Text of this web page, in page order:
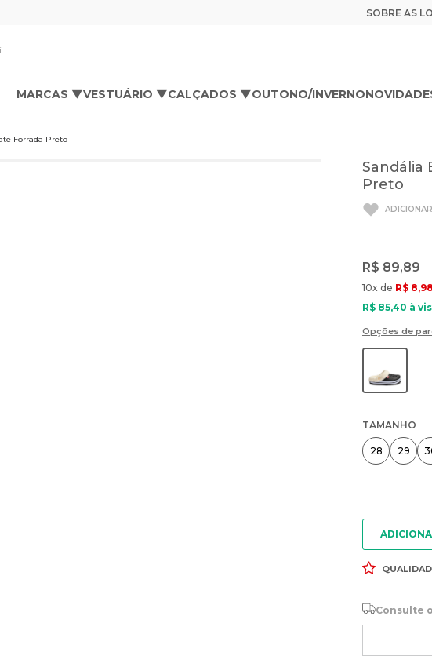
SOBRE AS
MARCAS ▼VESTUÁRIO ▼CALÇADOS ▼OUTONO/INVERNO
Forrada Preto
Sandália
Preto
R$ 89,89
10x de R$ 8,98
R$ 85,40 à
Opções de
TAMANHO
28 29
Consulte